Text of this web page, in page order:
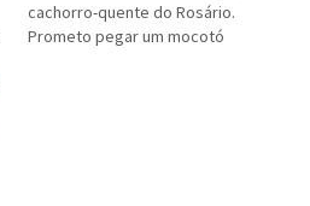
cachorro-quente do Rosário.
Prometo pegar um mocotó